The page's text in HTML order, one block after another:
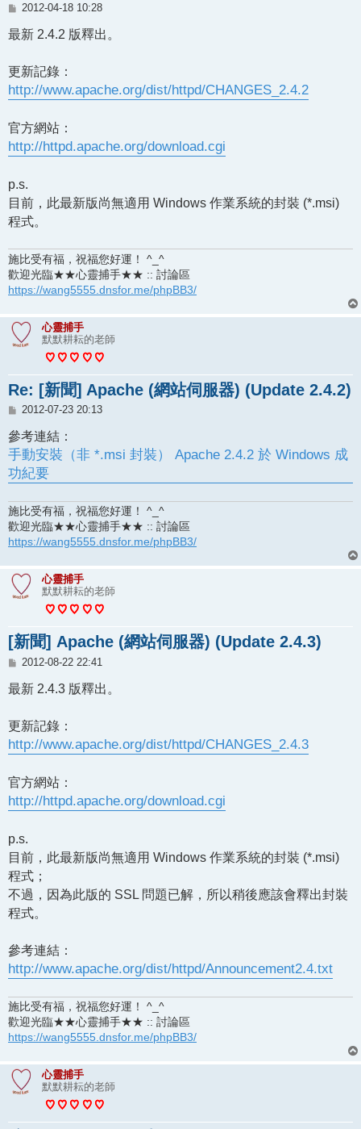
文
2012-04-18 10:28
最新 2.4.2 版釋出。
更新記錄：
http://www.apache.org/dist/httpd/CHANGES_2.4.2
官方網站：
http://httpd.apache.org/download.cgi
p.s.
目前，此最新版尚無適用 Windows 作業系統的封裝 (*.msi)
程式。
施比受有福，祝福您好運！ ^_^
歡迎光臨★★心靈捕手★★ :: 討論區
https://wang5555.dnsfor.me/phpBB3/
心靈捕手
默默耕耘的老師
Re: [新聞] Apache (網站伺服器) (Update 2.4.2)
文
2012-07-23 20:13
參考連結：
手動安裝（非 *.msi 封裝） Apache 2.4.2 於 Windows 成
功紀要
施比受有福，祝福您好運！ ^_^
歡迎光臨★★心靈捕手★★ :: 討論區
https://wang5555.dnsfor.me/phpBB3/
心靈捕手
默默耕耘的老師
[新聞] Apache (網站伺服器) (Update 2.4.3)
文
2012-08-22 22:41
最新 2.4.3 版釋出。
更新記錄：
http://www.apache.org/dist/httpd/CHANGES_2.4.3
官方網站：
http://httpd.apache.org/download.cgi
p.s.
目前，此最新版尚無適用 Windows 作業系統的封裝 (*.msi)
程式；
不過，因為此版的 SSL 問題已解，所以稍後應該會釋出封裝
程式。
參考連結：
http://www.apache.org/dist/httpd/Announcement2.4.txt
施比受有福，祝福您好運！ ^_^
歡迎光臨★★心靈捕手★★ :: 討論區
https://wang5555.dnsfor.me/phpBB3/
心靈捕手
默默耕耘的老師